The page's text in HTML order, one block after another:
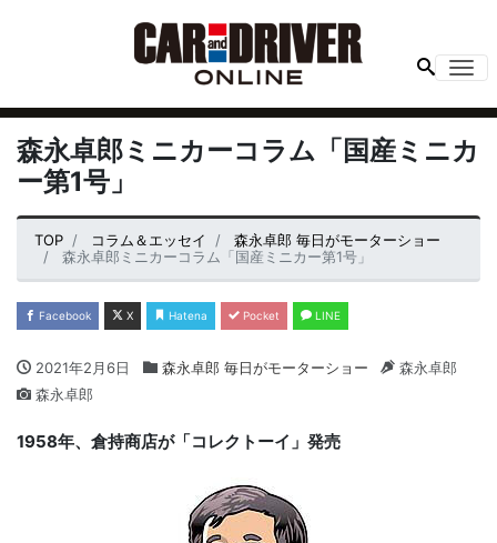
森永卓郎ミニカーコラム「国産ミニカ
ー第1号」
TOP コラム＆エッセイ
森永卓郎 毎日がモーターショー
森永卓郎ミニカーコラム「国産ミニカー第1号」
Facebook X Hatena Pocket LINE
2021年2月6日 森永卓郎 毎日がモーターショー
森永卓郎
森永卓郎
1958年、倉持商店が「コレクトーイ」発売